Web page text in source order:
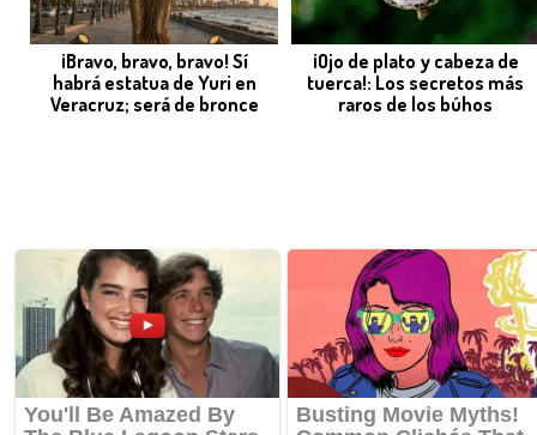
¡Bravo, bravo, bravo! Sí
habrá estatua de Yuri en
Veracruz; será de bronce
¡Ojo de plato y cabeza de
tuerca!: Los secretos más
raros de los búhos